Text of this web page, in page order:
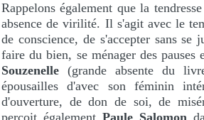
Rappelons également que la
absence de virilité. Il s'agit avec le
de conscience, de s'accepter sans se
faire du bien, se ménager des pauses
Souzenelle (grande absente du
épousailles d'avec son féminin
d'ouverture, de don de soi, de